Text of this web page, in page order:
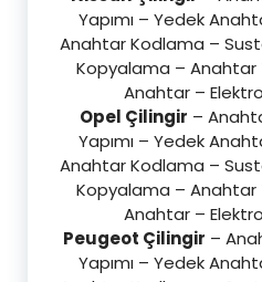
Yapımı – Yedek
Anahtar Kodlama –
Kopyalama –
Anahtar –
Opel Çilingir –
Yapımı – Yedek
Anahtar Kodlama –
Kopyalama –
Anahtar –
Peugeot Çilingir –
Yapımı – Yedek